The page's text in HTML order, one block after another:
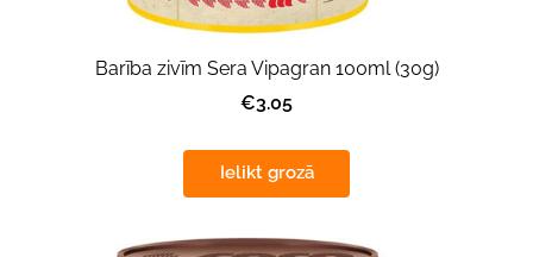
Barība zivīm Sera Vipagran 100ml (30g)
€3.05
Ielikt grozā